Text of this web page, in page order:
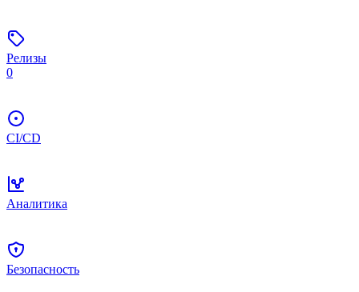
Релизы
0
CI/CD
Аналитика
Безопасность